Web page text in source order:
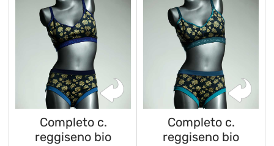
Completo c.
reggiseno bio
Completo c.
reggiseno bio